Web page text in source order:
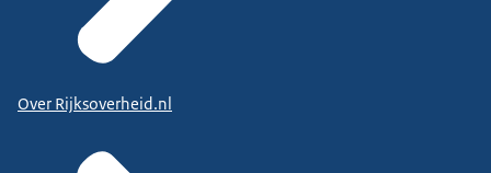
Over Rijksoverheid.nl